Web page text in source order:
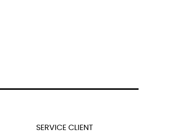
SERVICE CLIENT